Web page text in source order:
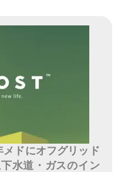
メドにオフグリッド
水道・ガスのイン